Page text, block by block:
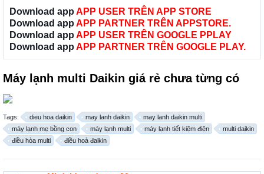
Download app APP USER TRÊN APP STORE
Download app APP PARTNER TRÊN APPSTORE.
Download app APP USER TRÊN GOOGLE PPLAY
Download app APP PARTNER TRÊN GOOGLE PLAY.
Máy lạnh multi Daikin giá rẻ chưa từng có
Tags: dieu hoa daikin may lanh daikin
may lanh daikin multi
máy lạnh mẹ bồng con
máy lạnh multi máy lạnh tiết kiệm điện
multi daikin
điều hòa multi
điều hoà đaikin